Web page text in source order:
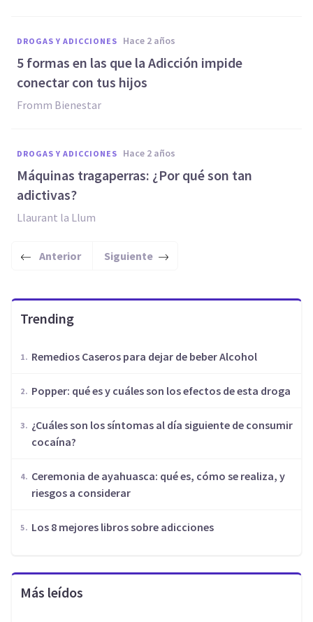
DROGAS Y ADICCIONES hace 2 años
5 formas en las que la Adicción impide
conectar con tus hijos
Fromm Bienestar
DROGAS Y ADICCIONES hace 2 años
Máquinas tragaperras: ¿Por qué son tan
adictivas?
Llaurant la Llum
Anterior Siguiente
Trending
Remedios Caseros para dejar de beber Alcohol
Popper: qué es y cuáles son los efectos de esta droga
¿Cuáles son los síntomas al día siguiente de consumir
cocaína?
Ceremonia de ayahuasca: qué es, cómo se realiza, y
riesgos a considerar
Los 8 mejores libros sobre adicciones
Más leídos